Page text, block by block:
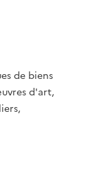
de biens
d'art,